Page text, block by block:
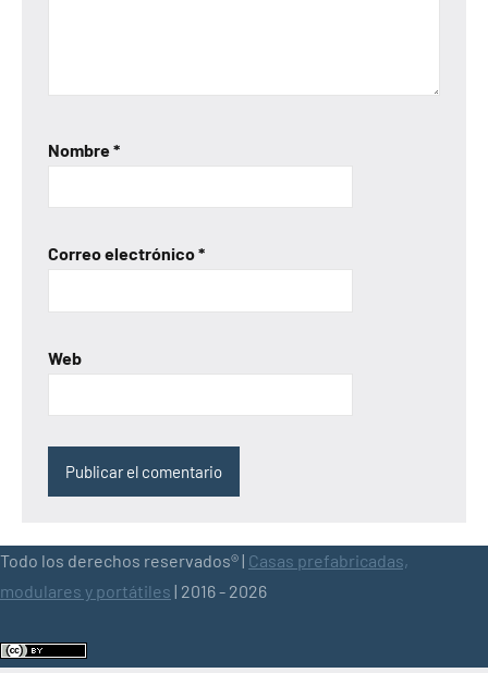
Nombre*
Correo electrónico*
Web
Todo los derechos reservados® | Casas prefabricadas,
modulares y portátiles | 2016 - 2026